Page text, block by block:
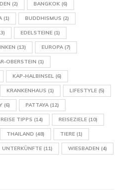
(2) BANGKOK (6)
(1) BUDDHISMUS (2)
EDELSTEINE (1)
(13) EUROPA(7)
OBERSTEIN (1)
KAP-HALBINSEL (6)
KRANKENHAUS (1) LIFESTYLE (5)
(6) PATTAYA(12)
REISE TIPPS (14) REISEZIELE (10)
THAILAND (48) TIERE (1)
UNTERKÜNFTE (11) WIESBADEN (4)